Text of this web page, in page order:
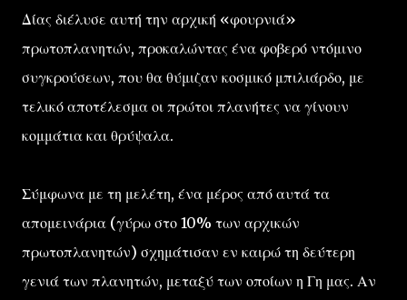
Δίας διέλυσε αυτή την αρχική «φουρνιά»
πρωτοπλανητών, προκαλώντας ένα φοβερό ντόμινο
συγκρούσεων, που θα θύμιζαν κοσμικό μπιλιάρδο, με
τελικό αποτέλεσμα οι πρώτοι πλανήτες να γίνουν
κομμάτια και θρύψαλα.
Σύμφωνα με τη μελέτη, ένα μέρος από αυτά τα
απομεινάρια (γύρω στο 10% των αρχικών
πρωτοπλανητών) σχημάτισαν εν καιρώ τη δεύτερη
γενιά των πλανητών, μεταξύ των οποίων η Γη μας. Αν